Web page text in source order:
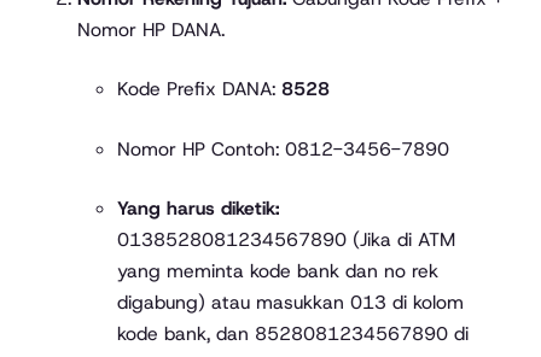
Nomor HP DANA.
Kode Prefix DANA:8528
Nomor HP Contoh: 0812-3456-7890
Yang harus diketik:
0138528081234567890 (Jika di ATM
yang meminta kode bank dan no rek
digabung) atau masukkan 013 di kolom
kode bank, dan 8528081234567890 di